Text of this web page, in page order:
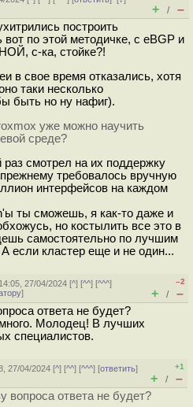
+ / –
построить
по этой методичке, с eBGP и
с-ка, стойке?!
в свое время отказались, хотя
таки несколько
быть но ну нафиг).
уже можно научить
среде?
раз смотрел на их поддержку
требовалось вручную
интерфейсов на каждом
ты сможешь, я как-то даже и
но костылить все это в
самостоятельно по лучшим
если кластер еще и не один...
27/04/2024 [^] [^^] [^^^]
]
–2
+ / –
ответа не будет?
Молодец! В лучших
специалистов.
27/04/2024 [^] [^^] [^^^] [ответить]
+1
+ / –
вопроса ответа не будет?